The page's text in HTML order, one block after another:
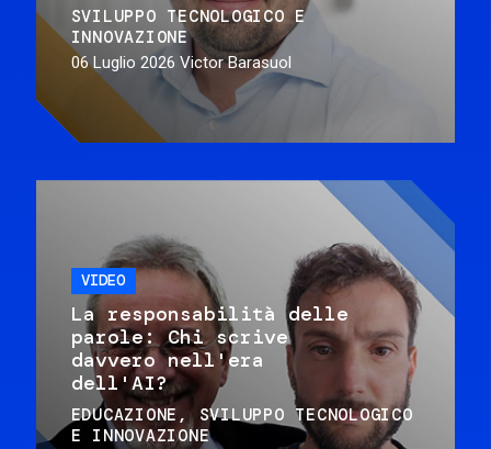
SVILUPPO TECNOLOGICO E
INNOVAZIONE
06 Luglio 2026 Victor Barasuol
VIDEO
La responsabilità delle
parole: Chi scrive
davvero nell'era
dell'AI?
EDUCAZIONE
SVILUPPO TECNOLOGICO
E INNOVAZIONE